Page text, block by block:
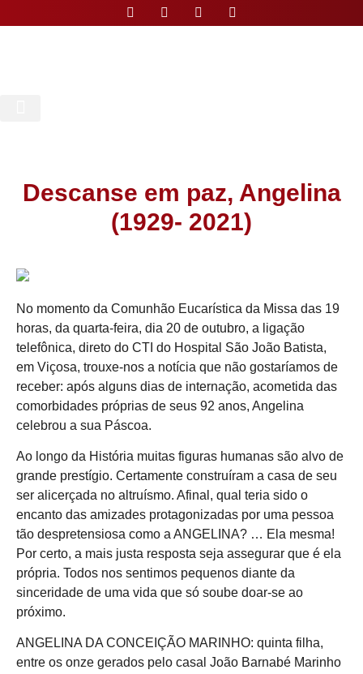
Descanse em paz, Angelina
(1929- 2021)
No momento da Comunhão Eucarística da Missa das 19
horas, da quarta-feira, dia 20 de outubro, a ligação
telefônica, direto do CTI do Hospital São João Batista,
em Viçosa, trouxe-nos a notícia que não gostaríamos de
receber: após alguns dias de internação, acometida das
comorbidades próprias de seus 92 anos, Angelina
celebrou a sua Páscoa.
Ao longo da História muitas figuras humanas são alvo de
grande prestígio. Certamente construíram a casa de seu
ser alicerçada no altruísmo. Afinal, qual teria sido o
encanto das amizades protagonizadas por uma pessoa
tão despretensiosa como a ANGELINA? … Ela mesma!
Por certo, a mais justa resposta seja assegurar que é ela
própria. Todos nos sentimos pequenos diante da
sinceridade de uma vida que só soube doar-se ao
próximo.
ANGELINA DA CONCEIÇÃO MARINHO: quinta filha,
entre os onze gerados pelo casal João Barnabé Marinho